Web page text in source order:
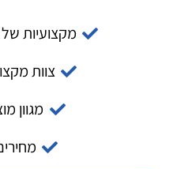
מקצועיות של
צוות
מגוון